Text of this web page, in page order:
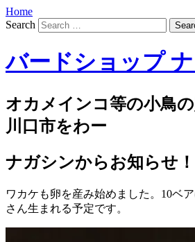
Home
Search
バードショップ
オカメインコ等の小鳥
川口市をわー
ナガシンからお知らせ！
ワカケも卵を産み始めました。10ベ
さん生まれる予定です。